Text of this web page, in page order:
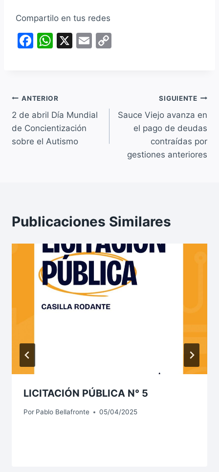
Compartilo en tus redes
F
b
o
o
k
W
A
p
p
X
E
n
Navegación
de
entradas
ANTERIOR
2 de abril Día Mundial
de Concientización
sobre el Autismo
SIGUIENTE
Sauce Viejo avanza en
el pago de deudas
contraídas por
gestiones anteriores
Publicaciones Similares
LICITACIÓN PÚBLICA N° 5
Por Pablo Bellafronte 05/04/2025